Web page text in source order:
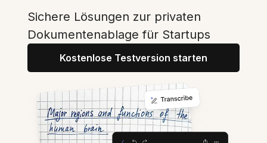
Sichere Lösungen zur privaten
Dokumentenablage für Startups
Kostenlose Testversion starten